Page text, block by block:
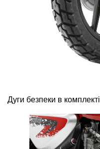
Дуги безпеки в комплекті